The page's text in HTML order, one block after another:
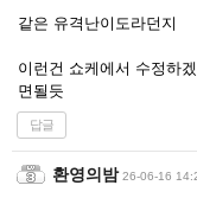
같은 유격난이도라던지
이런건 쇼케에서 수정하
면될듯
답글
환영의밤 26-06-16